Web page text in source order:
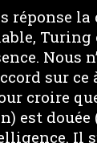
réponse la
Turing
Nous
sur ce
croire
est
Il